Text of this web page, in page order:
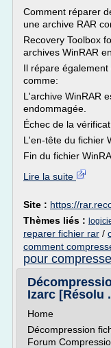
Comment réparer
une archive RAR
Recovery Toolbox
archives WinRAR
Il répare
comme:
L'archive WinRAR
endommagée.
Échec de la
L'en-tête du fichier
Fin du fichier
Lire la suite
Site : https://
Thèmes liés :
reparer fichier rar /
comment
pour
Izarc [Résolu
Home
Décompression
Forum